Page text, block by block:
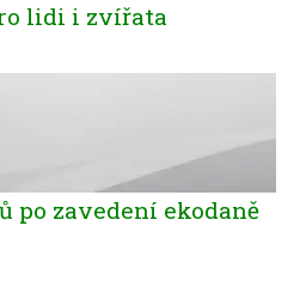
lidi i zvířata
po zavedení ekodaně